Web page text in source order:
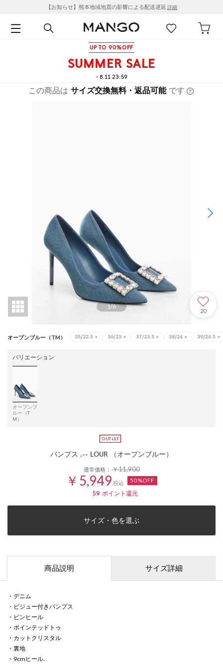
【お知らせ】熊本地域地震の影響による配送遅延 詳細
UP TO 90%OFF
SUMMER SALE
- 8.11 23:59
この商品は サイズ交換無料・返品可能 です
1/6
20
オープンブルー（TM） 35/22.5 × 36/23 × 37/23.5 × 38/24 × 39/24.5 ×
バリエーション
オープンブ
ルー（T
M）
パンプス .-- LOUR （オープンブルー）
通常価格：￥11,900
￥5,949 税込 50%OFF
59 ポイント還元
サイズ・色を選ぶ
商品説明 サイズ詳細
・デニム
・ビジュー付きパンプス
・ピンヒール
・ポインテッドトゥ
・カットクリスタル
・裏地
・9cmヒール.